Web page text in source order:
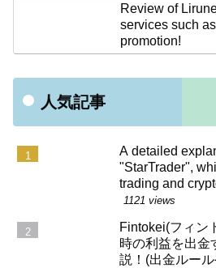
Review of
services such
promotion!
人気記事
A detailed
"StarTrader",
trading and
1121 views
Fintokei(フィン
時の利益を出金
説！(出金ルー